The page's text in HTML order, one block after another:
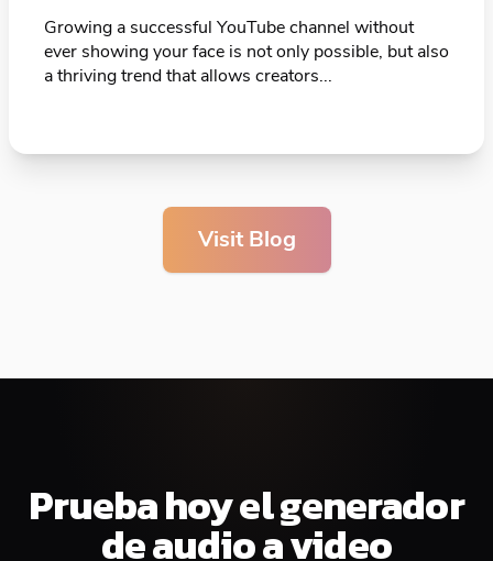
Growing a successful YouTube channel without
ever showing your face is not only possible, but also
a thriving trend that allows creators...
Visit Blog
Prueba hoy el generador
de audio a video